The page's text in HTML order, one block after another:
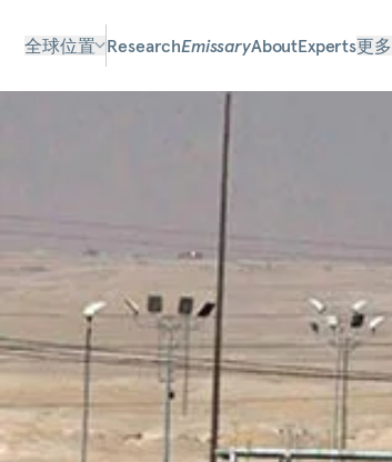
全球位置 ResearchEmissaryAboutExperts更多